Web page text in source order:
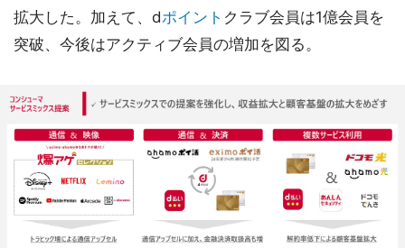
拡大した。加えて、dポイント クラブ会員は1億会員を
突破、今後はアクティブ会員の増加を図る。